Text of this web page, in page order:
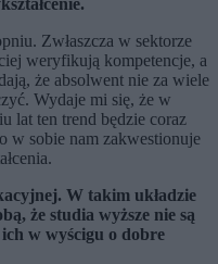
Zwłaszcza w sektorze
weryfikują kompetencje, a
że absolwent nie za wiele
Wydaje mi się, że w
lat ten trend będzie coraz
w sobie nam zakwestionuje
W takim układzie
że studia wyższe nie są
w wyścigu o dobre